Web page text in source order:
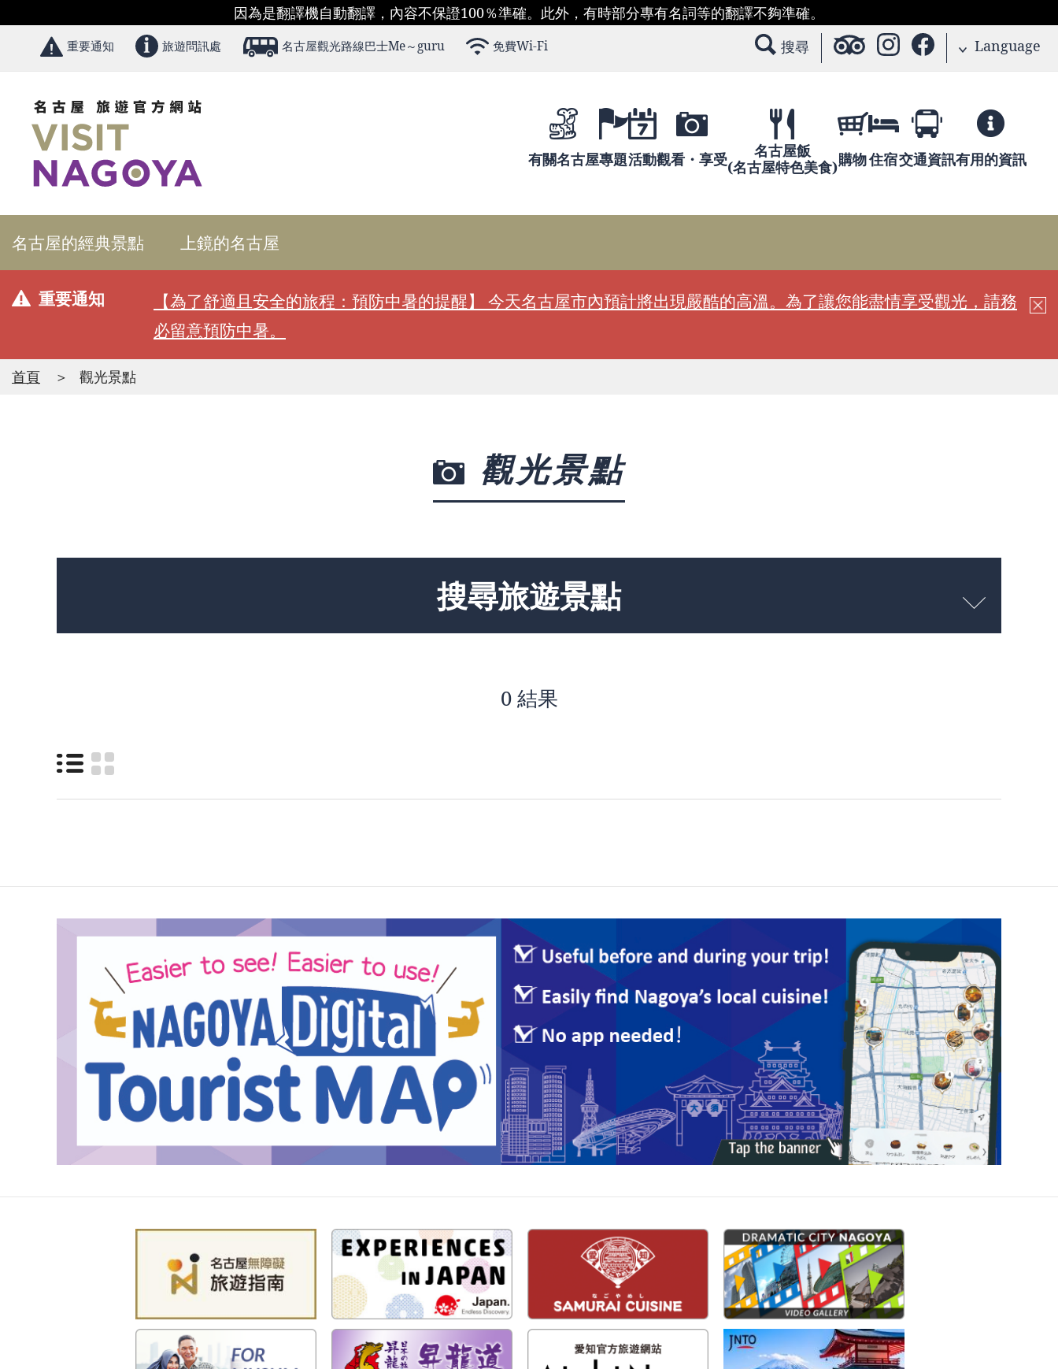
因為是翻譯機自動翻譯，內容不保證100％準確。此外，有時部分專有名詞等的翻譯不夠準確。
重要通知 旅遊問訊處 名古屋觀光路線巴士Me～guru 免費Wi-Fi 搜尋 Language
有關名古屋專題活動觀看・享受
名古屋飯
(名古屋特色美食)購物住宿交通資訊有用的資訊
名古屋的經典景點 上鏡的名古屋
重要通知
【為了舒適且安全的旅程：預防中暑的提醒】 今天名古屋市內預計將出現嚴酷的高溫。為了讓您能盡情享受觀光，請務
必留意預防中暑。
首頁 觀光景點
觀光景點
搜尋旅遊景點
0 結果